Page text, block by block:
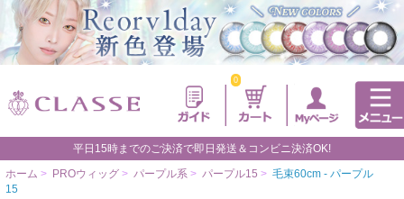
0
平日15時までのご決済で即日発送＆コンビニ決済OK!
ホーム > PROウィッグ > パープル系 > パープル15 > 毛束60cm - パープル
15